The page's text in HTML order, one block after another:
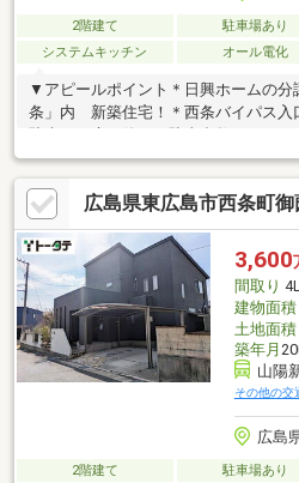
2階建て 駐車場あり
システムキッチン
オール電化
▼アピールポイント＊日興ホームの分
条」内 新築住宅！＊西条バイパス入
ッポリ入るほどの約８０㎡の広い庭
グランとしても活躍！＊高いデザイ
には壁付けの玄関収納をはじめ、キッ
ンクローゼットまで完備！＊広々と
いやすいサイズの畳コーナーを併設！
広島県東広島市西条町
3,600
間取り
建物面積
土地面積
築年月
山陽
その他の交
広島
2階建て 駐車場あり